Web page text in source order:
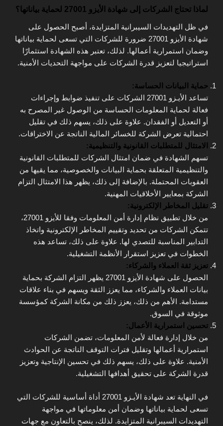
لماذا تحتاج الشركات إلى شهادة الأيزو 27001 لحماية بياناتها؟
في ظل التهديدات السيبرانية المتزايدة، أصبح الحصول على
شهادة الأيزو 27001 ضرورة للشركات التي تسعى لحماية بياناتها
وضمان استمرارية أعمالها. لذلك، تعتبر هذه الشهادة استثمارًا
استراتيجيا لتعزيز قدرة الشركات على مواجهة التحديات الأمنية.
حماية البيانات الحساسة:
تساعد الأيـزو 27001 الشركات على تنفيذ ضوابط وإجراءات
فعالة لحماية المعلومات الحساسة من الوصول غير المصرح به
أو التعديل أو الفقدان. علاوة على ذلك، يسهم ذلك في تقليل
احتمالية تعرض الشركة للخسائر المالية الناتجة عن الاختراقات.
الامتثال للمتطلبات القانونية والتنظيمية:
تسهم الشهادة في ضمان امتثال الشركات للمتطلبات القانونية
والتنظيمية المتعلقة بحماية البيانات والخصوصية، مما يقيها من
العقوبات المحتملة. بالإضافة إلى ذلك، يظهر هذا الامتثال التزام
الشركة بمعايير الأخلاقيات المهنية.
تقليل المخاطر الإلكترونية:
من خلال تطبيق نظام إدارة أمن المعلومات وفقا للأيزو 27001،
تتمكن الشركات من تحديد وتقييم المخاطر الإلكترونية واتخاذ
التدابير المناسبة للتصدي لها. علاوة على ذلك، تساعد هذه
الخطوات في تعزيز استقرار الأنظمة التشغيلية.
تعزيز ثقة العملاء والشركاء:
الحصول على شهادة الأيزو 27001 يظهر التزام الشركة بحماية
بيانات العملاء والشركاء، مما يعزز الثقة ويسهم في بناء علاقات
مستدامة. الأهم من ذلك، يعزز ذلك من مكانة الشركة كمؤسسة
موثوقة في السوق.
تحسين استمرارية الأعمال:
من خلال إدارة فعالة لأمن المعلومات، تضمن الشركات
استمرارية أعمالها وتقليل فترات التوقف الناتجة عن الحوادث
الأمنية. علاوة على ذلك، يسهم ذلك في تحسين الإنتاجية وتعزيز
قدرة الشركة على تحقيق أهدافها التشغيلية.
في النهاية تعد شهادة الأيـزو 27001 أداة أساسية للشركات التي
تسعى لحماية بياناتها وضمان أمن معلوماتها في مواجهة
التهديدات السيبرانية المتزايدة. لذلك، ينصح بالتعاون مع جهات